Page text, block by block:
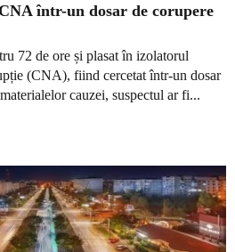
într-un dosar de corupere
72 de ore și plasat în izolatorul
(CNA), fiind cercetat într-un dosar
cauzei, suspectul ar fi...